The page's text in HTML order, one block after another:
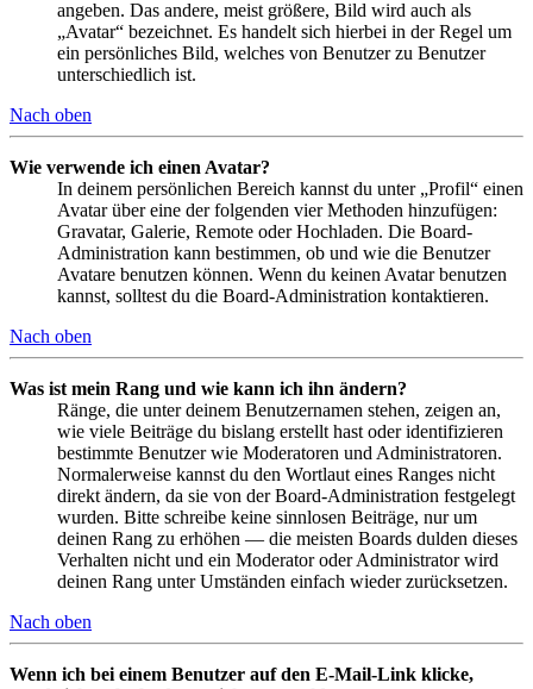
angeben. Das andere, meist größere, Bild wird auch als
„Avatar“ bezeichnet. Es handelt sich hierbei in der Regel um
ein persönliches Bild, welches von Benutzer zu Benutzer
unterschiedlich ist.
Nach oben
Wie verwende ich einen Avatar?
In deinem persönlichen Bereich kannst du unter „Profil“ einen
Avatar über eine der folgenden vier Methoden hinzufügen:
Gravatar, Galerie, Remote oder Hochladen. Die Board-
Administration kann bestimmen, ob und wie die Benutzer
Avatare benutzen können. Wenn du keinen Avatar benutzen
kannst, solltest du die Board-Administration kontaktieren.
Nach oben
Was ist mein Rang und wie kann ich ihn ändern?
Ränge, die unter deinem Benutzernamen stehen, zeigen an,
wie viele Beiträge du bislang erstellt hast oder identifizieren
bestimmte Benutzer wie Moderatoren und Administratoren.
Normalerweise kannst du den Wortlaut eines Ranges nicht
direkt ändern, da sie von der Board-Administration festgelegt
wurden. Bitte schreibe keine sinnlosen Beiträge, nur um
deinen Rang zu erhöhen — die meisten Boards dulden dieses
Verhalten nicht und ein Moderator oder Administrator wird
deinen Rang unter Umständen einfach wieder zurücksetzen.
Nach oben
Wenn ich bei einem Benutzer auf den E-Mail-Link klicke,